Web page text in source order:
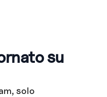
su
solo